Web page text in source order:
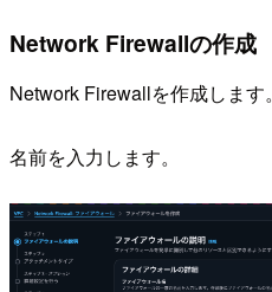
Network Firewallの作成
Network Firewallを作成します。
名前を入力します。